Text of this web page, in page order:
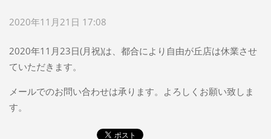
2020年11月21日 17:08
2020年11月23日(月祝)は、都合により自由が丘店は休業させ
ていただきます。
メールでのお問い合わせは承ります。よろしくお願い致しま
す。